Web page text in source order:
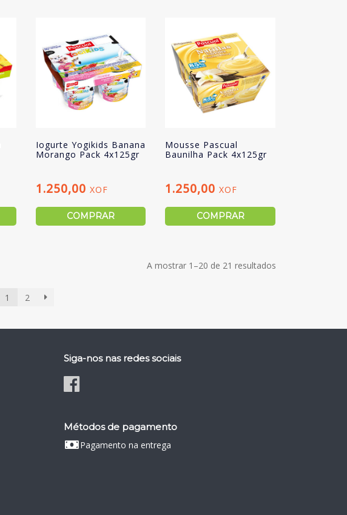
Iogurte Yogikids Banana
Morango Pack 4x125gr
1.250,00 XOF
COMPRAR
Mousse Pascual
Baunilha Pack 4x125gr
1.250,00XOF
COMPRAR
A mostrar 1–20 de 21 resultados
1 2
Siga-nos nas redes sociais
Métodos de pagamento
Pagamento na entrega